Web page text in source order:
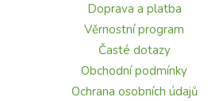
Doprava a platba
Věrnostní program
Časté dotazy
Obchodní podmínky
Ochrana osobních údajů